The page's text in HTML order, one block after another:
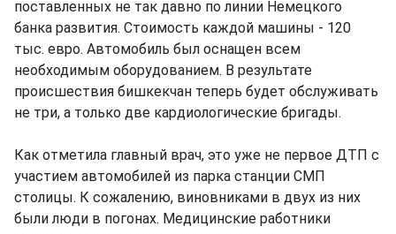
поставленных не так давно по линии Немецкого
банка развития. Стоимость каждой машины - 120
тыс. евро. Автомобиль был оснащен всем
необходимым оборудованием. В результате
происшествия бишкекчан теперь будет обслуживать
не три, а только две кардиологические бригады.
Как отметила главный врач, это уже не первое ДТП с
участием автомобилей из парка станции СМП
столицы. К сожалению, виновниками в двух из них
были люди в погонах. Медицинские работники